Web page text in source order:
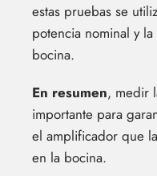
estas pruebas se
potencia nominal y
bocina.
En resumen, medir
importante para
el amplificador que
en la bocina.